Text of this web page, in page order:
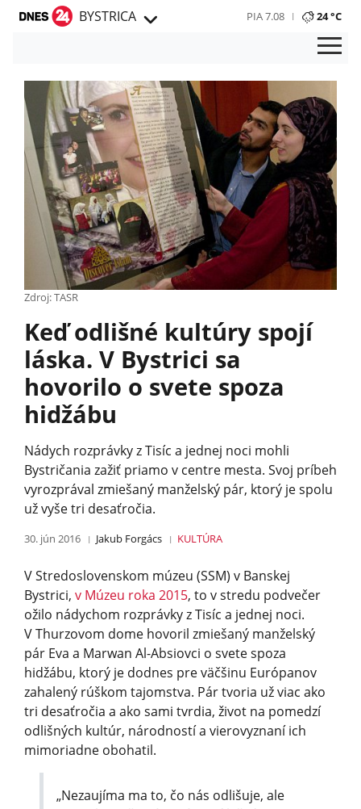
BYSTRICA PIA 7.08 24 °C
Zdroj: TASR
Keď odlišné kultúry spojí
láska. V Bystrici sa
hovorilo o svete spoza
hidžábu
Nádych rozprávky z Tisíc a jednej noci mohli
Bystričania zažiť priamo v centre mesta. Svoj príbeh
vyrozprával zmiešaný manželský pár, ktorý je spolu
už vyše tri desaťročia.
30. jún 2016 Jakub Forgács KULTÚRA
V Stredoslovenskom múzeu (SSM) v Banskej
Bystrici, v Múzeu roka 2015, to v stredu podvečer
ožilo nádychom rozprávky z Tisíc a jednej noci.
V Thurzovom dome hovoril zmiešaný manželský
pár Eva a Marwan Al-Absiovci o svete spoza
hidžábu, ktorý je dodnes pre väčšinu Európanov
zahalený rúškom tajomstva. Pár tvoria už viac ako
tri desaťročia a ako sami tvrdia, život na pomedzí
odlišných kultúr, národností a vierovyznaní ich
mimoriadne obohatil.
„Nezaujíma ma to, čo nás odlišuje, ale